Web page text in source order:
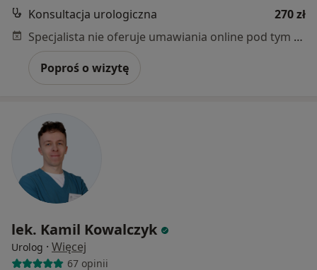
Konsultacja urologiczna
270 zł
Specjalista nie oferuje umawiania online pod tym adresem.
Poproś o wizytę
lek. Kamil Kowalczyk
Urolog · Więcej
67 opinii